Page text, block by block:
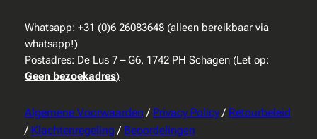
Whatsapp: +31 (0)6 26083648 (alleen bereikbaar via
whatsapp!)
Postadres: De Lus 7 – G6, 1742 PH Schagen (Let op:
Geen bezoekadres)
Algemene Voorwaarden / Privacy Policy/ Retourbeleid
/ Klachtenregeling / Beoordelingen